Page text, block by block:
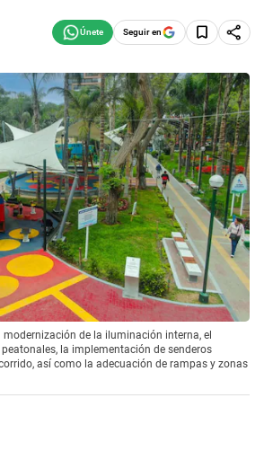
Seguir en
de la iluminación interna, el
la implementación de senderos
así como la adecuación de rampas y zonas